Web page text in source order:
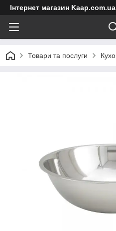
Інтернет магазин Kaap.com.ua
Товари та послуги